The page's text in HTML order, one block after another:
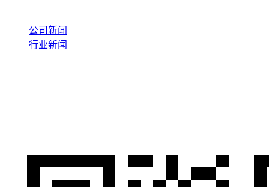
公司新闻
行业新闻